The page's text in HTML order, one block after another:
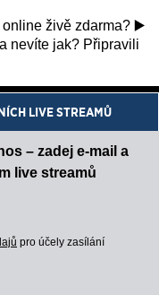
živě zdarma? ▶️
nevíte jak? Připravili
LIVE STREAMŮ
– zadej e-mail a
live streamů
pro účely zasílání